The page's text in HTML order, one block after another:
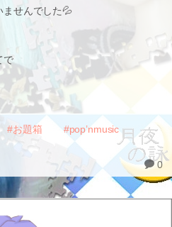
せんでした💦
で
#お題箱 #pop’nmusic
0